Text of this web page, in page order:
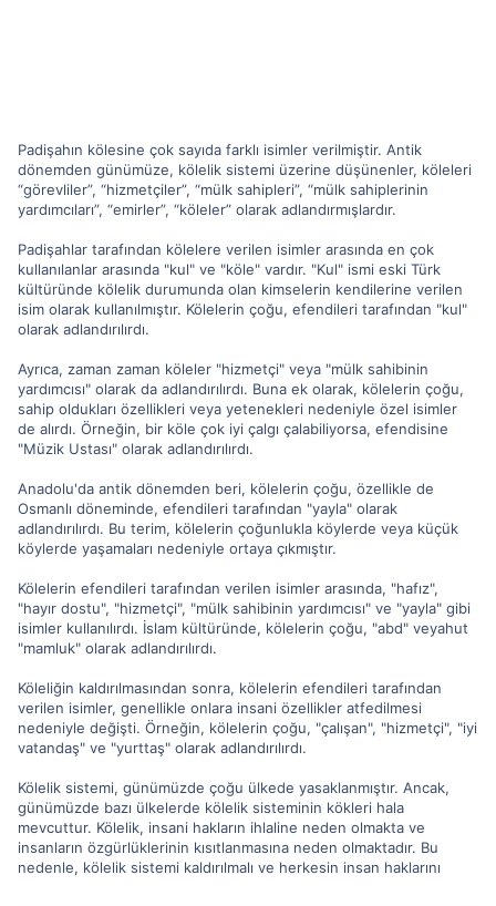
Padişahın kölesine çok sayıda farklı isimler verilmiştir. Antik
dönemden günümüze, kölelik sistemi üzerine düşünenler, köleleri
“görevliler”, “hizmetçiler”, “mülk sahipleri”, “mülk sahiplerinin
yardımcıları”, “emirler”, “köleler” olarak adlandırmışlardır.
Padişahlar tarafından kölelere verilen isimler arasında en çok
kullanılanlar arasında "kul" ve "köle" vardır. "Kul" ismi eski Türk
kültüründe kölelik durumunda olan kimselerin kendilerine verilen
isim olarak kullanılmıştır. Kölelerin çoğu, efendileri tarafından "kul"
olarak adlandırılırdı.
Ayrıca, zaman zaman köleler "hizmetçi" veya "mülk sahibinin
yardımcısı" olarak da adlandırılırdı. Buna ek olarak, kölelerin çoğu,
sahip oldukları özellikleri veya yetenekleri nedeniyle özel isimler
de alırdı. Örneğin, bir köle çok iyi çalgı çalabiliyorsa, efendisine
"Müzik Ustası" olarak adlandırılırdı.
Anadolu'da antik dönemden beri, kölelerin çoğu, özellikle de
Osmanlı döneminde, efendileri tarafından "yayla" olarak
adlandırılırdı. Bu terim, kölelerin çoğunlukla köylerde veya küçük
köylerde yaşamaları nedeniyle ortaya çıkmıştır.
Kölelerin efendileri tarafından verilen isimler arasında, "hafız",
"hayır dostu", "hizmetçi", "mülk sahibinin yardımcısı" ve "yayla" gibi
isimler kullanılırdı. İslam kültüründe, kölelerin çoğu, "abd" veyahut
"mamluk" olarak adlandırılırdı.
Köleliğin kaldırılmasından sonra, kölelerin efendileri tarafından
verilen isimler, genellikle onlara insani özellikler atfedilmesi
nedeniyle değişti. Örneğin, kölelerin çoğu, "çalışan", "hizmetçi", "iyi
vatandaş" ve "yurttaş" olarak adlandırılırdı.
Kölelik sistemi, günümüzde çoğu ülkede yasaklanmıştır. Ancak,
günümüzde bazı ülkelerde kölelik sisteminin kökleri hala
mevcuttur. Kölelik, insani hakların ihlaline neden olmakta ve
insanların özgürlüklerinin kısıtlanmasına neden olmaktadır. Bu
nedenle, kölelik sistemi kaldırılmalı ve herkesin insan haklarını